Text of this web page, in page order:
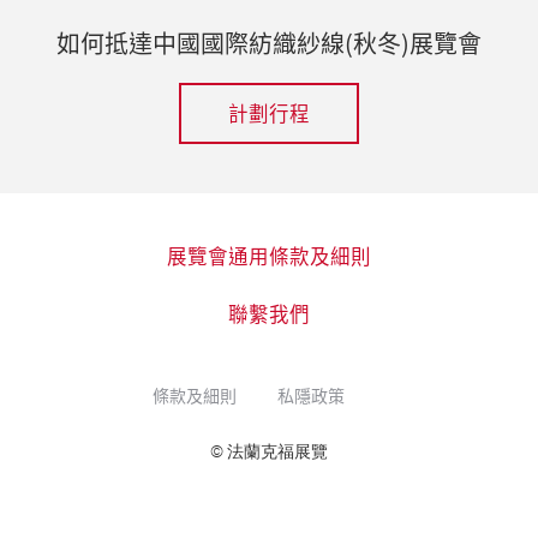
如何抵達中國國際紡織紗線(秋冬)展覽會
計劃行程
展覽會通用條款及細則
聯繫我們
條款及細則 私隱政策
© 法蘭克福展覽